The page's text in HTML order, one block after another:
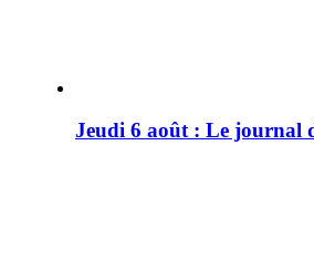
Jeudi 6 août : Le journal